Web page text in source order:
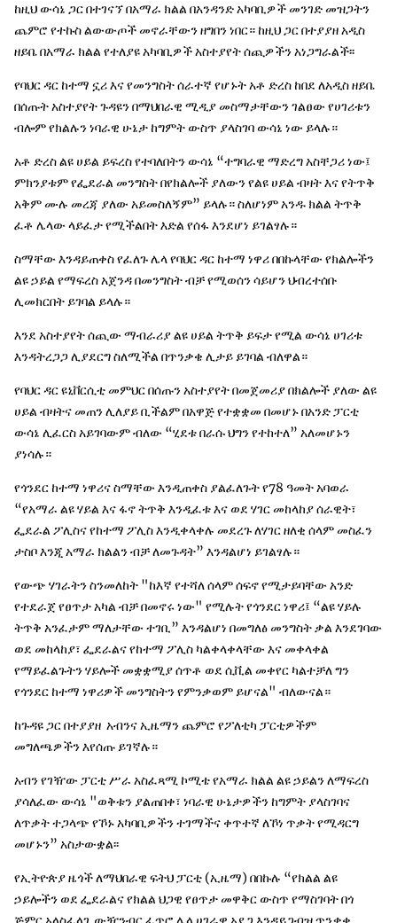
ከዚህ ውሳኔ ጋር በተገናኘ በአማራ ክልል በአንዳንድ አካባቢዎች መንገድ መዝጋትን
ጨምሮ የተኩስ ልውውጦች መኖራቸውን ዘግበን ነበር። ከዚህ ጋር በተያያዘ አዲስ
ዘይቤ በአማራ ክልል የተለያዩ አካባቢዎች አስተያየት ሰጪዎችን አነጋግራልች፡፡
የባህር ዳር ከተማ ኗሪ እና የመንግስት ሰራተኛ የሆኑት አቶ ድረስ ከበደ ለአዲስ ዘይቤ
በሰጡት አስተያየት ጉዳዩን በማህበራዊ ሚዲያ መስማታቸውን ገልፀው የሀገሪቱን
ብሎም የክልሉን ነባራዊ ሁኔታ ከግምት ውስጥ ያላስገባ ውሳኔ ነው ይላሉ።
አቶ ድረስ ልዩ ሀይል ይፍረስ የተባለበትን ውሳኔ “ተግባራዊ ማድረግ አስቸጋሪ ነው፤
ምክንያቱም የፌደራል መንግስት በየክልሎች ያለውን የልዩ ሀይል ብዛት እና የትጥቅ
አቅም ሙሉ መረጃ ያለው አይመስለኝም” ይላሉ። ስለሆነም አንዱ ክልል ትጥቅ
ፈቶ ሌላው ላይፈታ የሚችልበት እድል የሰፋ እንደሆነ ይገልፃሉ።
ስማቸው እንዳይጠቀስ የፈለጉ ሌላ የባህር ዳር ከተማ ነዋሪ በበኩላቸው የክልሎችን
ልዩ ኃይል የማፍረስ አጀንዳ በመንግስት ብቻ የሚወሰን ሳይሆን ህብረተሰቡ
ሊመክርበት ይገባል ይላሉ።
እንደ አስተያየት ሰጪው ማብራሪያ ልዩ ሀይል ትጥቅ ይፍታ የሚል ውሳኔ ሀገሪቱ
እንዳትረጋጋ ሊያደርግ ስለሚችል በጥንቃቄ ሊታይ ይገባል ብለዋል።
የባህር ዳር ዩኒቨርሲቲ መምህር በሰጡን አስተያየት በመጀመሪያ በክልሎች ያለው ልዩ
ሀይል ብዛትና መጠን ሊለያይ ቢችልም በአዋጅ የተቋቋመ በመሆኑ በአንድ ፓርቲ
ውሳኔ ሊፈርስ አይገባውም ብለው “ሂደቱ በራሱ ህግን የተከተለ” አለመሆኑን
ያነሳሉ።
የጎንደር ከተማ ነዋሪና ስማቸው እንዲጠቀስ ያልፈለጉት የ78 ዓመት አባወራ
“የአማራ ልዩ ሃይል እና ፋኖ ትጥቅ እንዲፈቱ እና ወደ ሃገር መከላከያ ሰራዊት፣
ፌደራል ፖሊስና የከተማ ፖሊስ እንዲቀላቀሉ መደረጉ ለሃገር ዘለቂ ሰላም መስፈን
ታስቦ እንጂ አማራ ክልልን ብቻ ለመጉዳት” እንዳልሆነ ይገልፃሉ።
የውጭ ሃገራትን ስንመለከት "ከእኛ የተሻለ ሰላም ሰፍኖ የሚታይባቸው አንድ
የተደራጀ የፀጥታ አካል ብቻ በመኖሩ ነው" የሚሉት የጎንደር ነዋሪ፤ “ልዩ ሃይሉ
ትጥቅ አንፈታም ማለታቸው ተገቢ” እንዳልሆነ በመግለፅ መንግስት ቃል እንደገባው
ወደ መከላከያ፣ ፌደራልና የከተማ ፖሊስ ካልቀላቀላቸው እና መቀላቀል
የማይፈልጉትን ሃይሎች መቋቋሚያ ሰጥቶ ወደ ሲቪል መቀየር ካልተቻለ ግን
የጎንደር ከተማ ነዋሪዎች መንግስትን የምንቃወም ይሆናል" ብለውናል።
ከጉዳዩ ጋር በተያያዘ አብንና ኢዜማን ጨምሮ የፖለቲካ ፓርቲዎችም
መግለጫዎችን እየሰጡ ይገኛሉ።
አብን የገዥው ፓርቲ ሥራ አስፈጻሚ ኮሚቴ የአማራ ክልል ልዩ ኃይልን ለማፍረስ
ያሳለፈው ውሳኔ "ወቅቱን ያልጠበቀ፣ ነባራዊ ሁኔታዎችን ከግምት ያላስገባና
ለጥቃት ተጋላጭ የኾኑ አካባቢዎችን ተገማችና ቀጥተኛ ለኾነ ጥቃት የሚዳርግ
መሆኑን” አስታውቋል፡፡
የኢትዮጵያ ዜጎች ለማህበራዊ ፍትህ ፓርቲ (ኢዜማ) በበኩሉ “የክልል ልዩ
ኃይሎችን ወደ ፌደራልና የክልል ህጋዊ የፀጥታ መዋቅር ውስጥ የማስገባት በጎ